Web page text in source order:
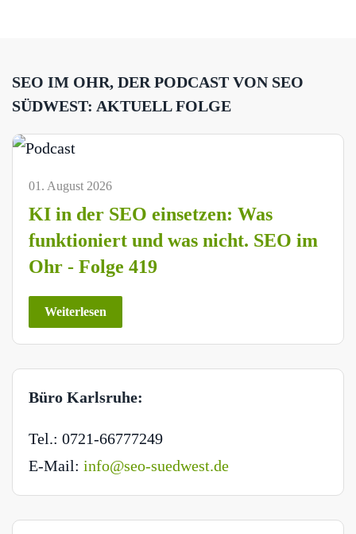
SEO IM OHR, DER PODCAST VON SEO
SÜDWEST: AKTUELL FOLGE
01. August 2026
KI in der SEO einsetzen: Was
funktioniert und was nicht. SEO im
Ohr - Folge 419
Weiterlesen
Büro Karlsruhe:
Tel.: 0721-66777249
E-Mail: info@seo-suedwest.de